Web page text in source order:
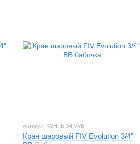
Артикул: KSHFE 34 VVB
Кран шаровый FIV Evolution 3/4"